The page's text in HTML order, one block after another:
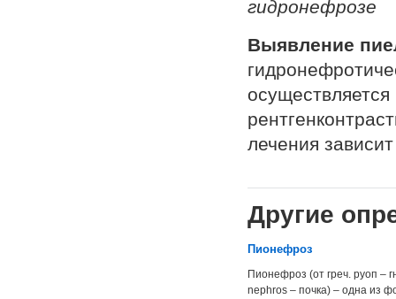
гидронефрозе
Выявление
осуществляется
лечения
Другие
Пионефроз
Пионефроз (от греч. руоп –
nephros – почка) – одна из